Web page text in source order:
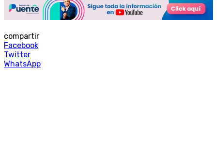
compartir
Facebook
Twitter
WhatsApp